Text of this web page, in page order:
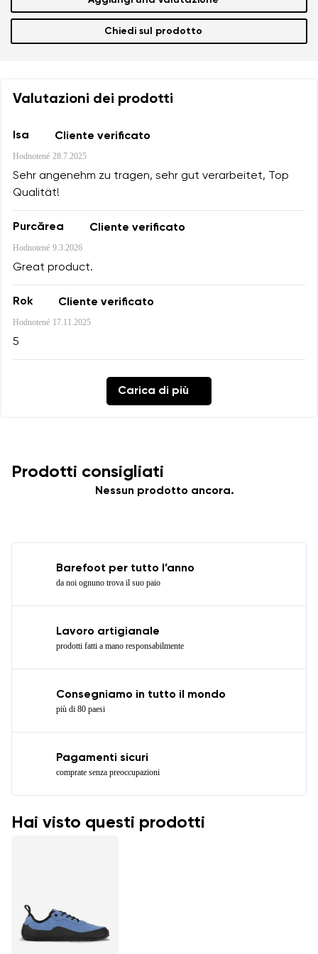
condizioni e alla loro pubblicazione.
Chiedi sul prodotto
Valutazioni dei prodotti
Isa Cliente verificato
Hodnotené 28.7.2025
Sehr angenehm zu tragen, sehr gut verarbeitet, Top
Qualität!
Purcărea Cliente verificato
Hodnotené 9.3.2026
Great product.
Rok Cliente verificato
Hodnotené 17.11.2025
5
Carica di più
Acconsento al trattamento dei dati personali inseriti ai
e alla loro pubblicazione.
Prodotti consigliati
Nessun prodotto ancora.
Barefoot per tutto l’anno
da noi ognuno trova il suo paio
Lavoro artigianale
prodotti fatti a mano responsabilmente
Consegniamo in tutto il mondo
più di 80 paesi
Pagamenti sicuri
comprate senza preoccupazioni
Hai visto questi prodotti